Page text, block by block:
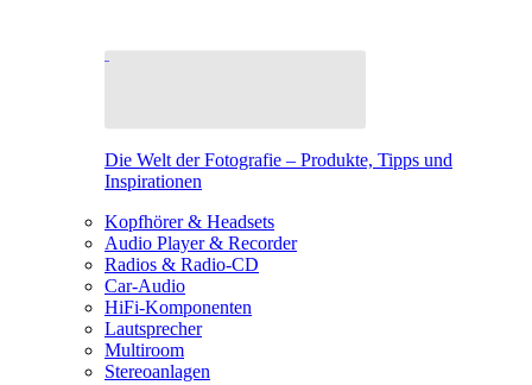
Die Welt der Fotografie – Produkte, Tipps und
Inspirationen
Kopfhörer & Headsets
Audio Player & Recorder
Radios & Radio-CD
Car-Audio
HiFi-Komponenten
Lautsprecher
Multiroom
Stereoanlagen